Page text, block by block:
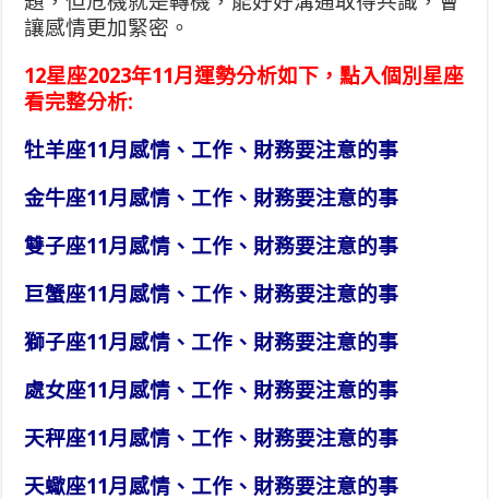
讓感情更加緊密。
12星座2023年11月運勢分析如下，點入個別星座
看完整分析:
牡羊座11月感情、工作、財務要注意的事
金牛座11月感情、工作、財務要注意的事
雙子座11月感情、工作、財務要注意的事
巨蟹座11月感情、工作、財務要注意的事
獅子座11月感情、工作、財務要注意的事
處女座11月感情、工作、財務要注意的事
天秤座11月感情、工作、財務要注意的事
天蠍座11月感情、工作、財務要注意的事